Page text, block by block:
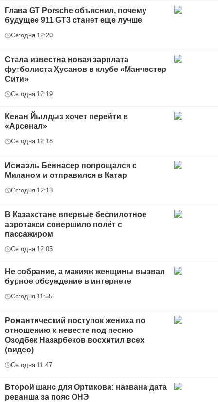
Глава GT Porsche объяснил, почему
будущее 911 GT3 станет еще лучше
Сегодня 12:20
Стала известна новая зарплата
футболиста Ҳусанов в клубе «Манчестер
Сити»
Сегодня 12:19
Кенан Йылдыз хочет перейти в
«Арсенал»
Сегодня 12:18
Исмаэль Беннасер попрощался с
Миланом и отправился в Катар
Сегодня 12:13
В Казахстане впервые беспилотное
аэротакси совершило полёт с
пассажиром
Сегодня 12:05
Не собрание, а макияж женщины вызвал
бурное обсуждение в интернете
Сегодня 11:55
Романтический поступок жениха по
отношению к невесте под песню
Озодбек Назарбеков восхитил всех
(видео)
Сегодня 11:47
Второй шанс для Ортикова: названа дата
реванша за пояс ОНЭ